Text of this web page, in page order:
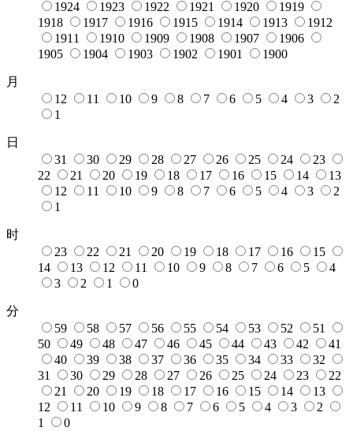
1924
1923 1922 1921 1920
1919
1918
1917 1916 1915 1914 1913
1912
1911
1910 1909 1908 1907
1906
1905
1904 1903 1902 1901 1900
月
12
11 10 9 8 7 6 5 4 3
2
1
日
31
30 29 28 27 26 25 24
23
22
21 20 19 18 17 16 15 14
13
12
11 10 9 8 7 6 5 4 3
2
1
时
23
22 21 20 19 18 17 16
15
14
13 12 11 10 9 8 7 6 5
4
3
2 1 0
分
59
58 57 56 55 54 53 52
51
50
49 48 47 46 45 44 43 42
41
40
39 38 37 36 35 34 33
32
31
30 29 28 27 26 25 24 23
22
21
20 19 18 17 16 15 14
13
12
11 10 9 8 7 6 5 4 3
2
1
0